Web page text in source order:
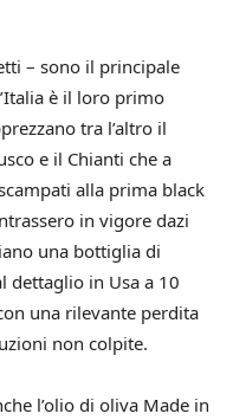
– sono il principale
è il loro primo
tra l’altro il
e il Chianti che a
alla prima black
in vigore dazi
una bottiglia di
dettaglio in Usa a 10
una rilevante perdita
non colpite.
l’olio di oliva Made in